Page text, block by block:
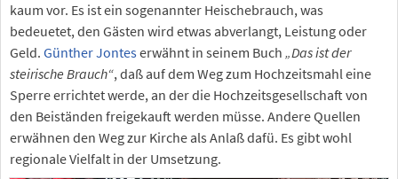
kaum vor. Es ist ein sogenannter Heischebrauch, was
bedeuetet, den Gästen wird etwas abverlangt, Leistung oder
Geld. Günther Jonteserwähnt in seinem Buch „Das ist der
steirische Brauch“, daß auf dem Weg zum Hochzeitsmahl eine
Sperre errichtet werde, an der die Hochzeitsgesellschaft von
den Beiständen freigekauft werden müsse. Andere Quellen
erwähnen den Weg zur Kirche als Anlaß dafü. Es gibt wohl
regionale Vielfalt in der Umsetzung.